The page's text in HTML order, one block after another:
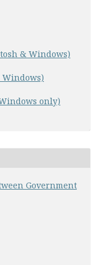
& Windows)
Windows)
only)
Government